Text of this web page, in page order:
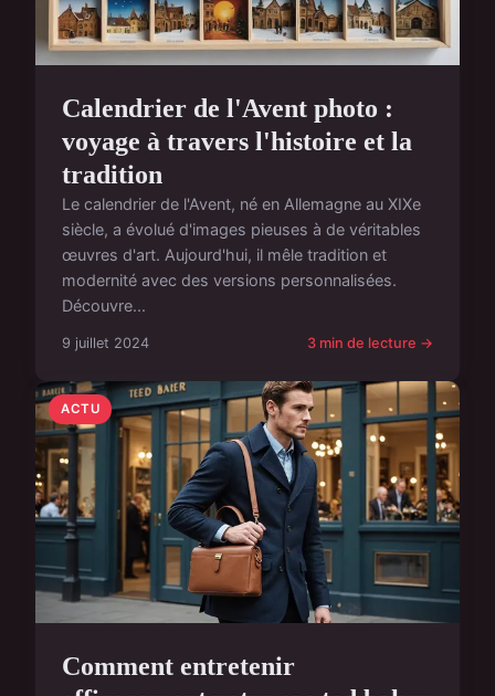
Calendrier de l'Avent photo :
voyage à travers l'histoire et la
tradition
Le calendrier de l'Avent, né en Allemagne au XIXe
siècle, a évolué d'images pieuses à de véritables
œuvres d'art. Aujourd'hui, il mêle tradition et
modernité avec des versions personnalisées.
Découvre...
9 juillet 2024 3 min de lecture →
ACTU
Comment entretenir